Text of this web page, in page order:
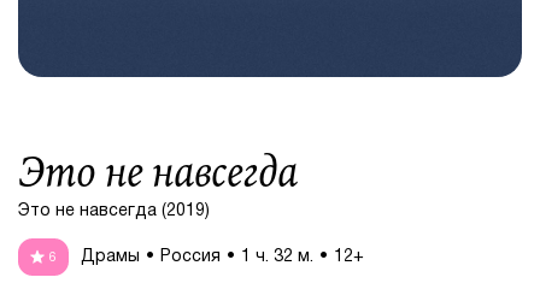
Это не навсегда
Это не навсегда (2019)
6 Драмы Россия 1 ч. 32 м. 12+